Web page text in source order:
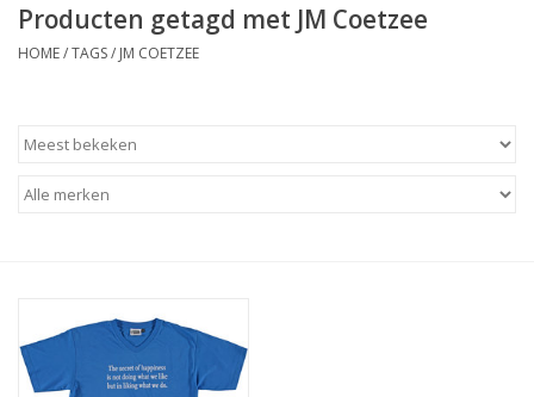
Tasjes
Producten getagd met JM Coetzee
HOME/TAGS/ JM COETZEE